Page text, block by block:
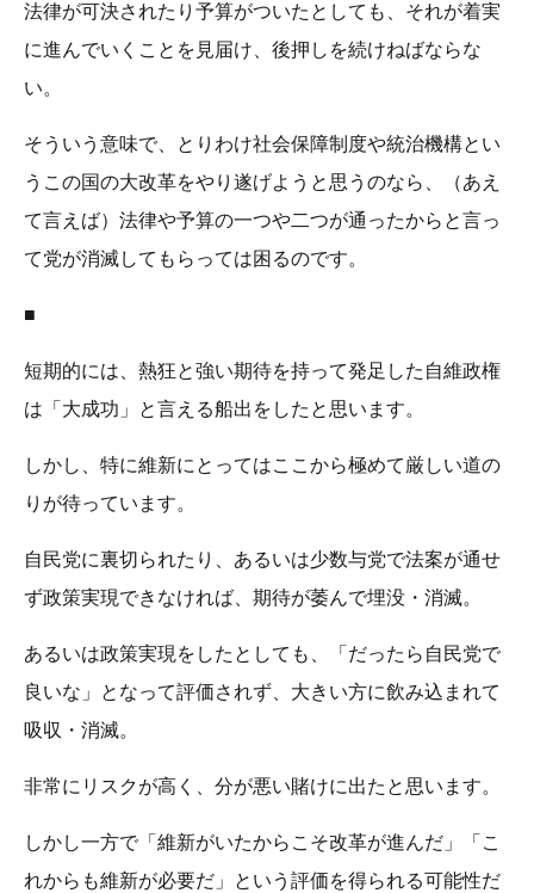
法律が可決されたり予算がついたとしても、それが着実
に進んでいくことを見届け、後押しを続けねばならな
い。
そういう意味で、とりわけ社会保障制度や統治機構とい
うこの国の大改革をやり遂げようと思うのなら、（あえ
て言えば）法律や予算の一つや二つが通ったからと言っ
て党が消滅してもらっては困るのです。
■
短期的には、熱狂と強い期待を持って発足した自維政権
は「大成功」と言える船出をしたと思います。
しかし、特に維新にとってはここから極めて厳しい道の
りが待っています。
自民党に裏切られたり、あるいは少数与党で法案が通せ
ず政策実現できなければ、期待が萎んで埋没・消滅。
あるいは政策実現をしたとしても、「だったら自民党で
良いな」となって評価されず、大きい方に飲み込まれて
吸収・消滅。
非常にリスクが高く、分が悪い賭けに出たと思います。
しかし一方で「維新がいたからこそ改革が進んだ」「こ
れからも維新が必要だ」という評価を得られる可能性だ